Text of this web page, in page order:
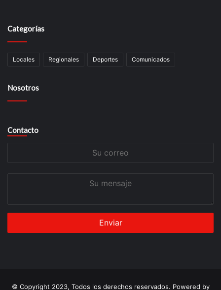
Categorías
Locales Regionales Deportes Comunicados
Nosotros
Contacto
© Copyright 2023, Todos los derechos reservados. Powered by